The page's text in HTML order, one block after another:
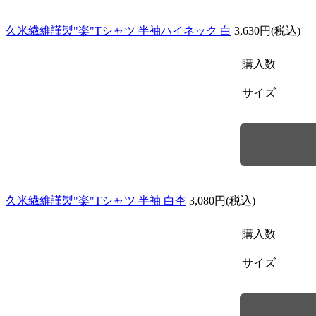
久米繊維謹製"楽"Tシャツ 半袖ハイネック 白 3,630円(税込)
購入数
サイズ
久米繊維謹製"楽"Tシャツ 半袖 白杢 3,080円(税込)
購入数
サイズ